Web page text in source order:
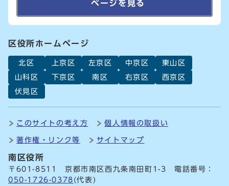
ページを見る
区役所ホームページ
北区 上京区 左京区 中京区
東山区
山科区
下京区 南区 右京区
西京区
伏見区
このサイトの考え方 個人情報の取扱い
著作権・リンク等 サイトマップ
南区役所
〒601-8511 京都市南区西九条南田町1-3 電話番号：
050-1726-0378 (代表)